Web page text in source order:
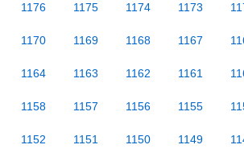
1176 1175 1174 1173
1170 1169 1168 1167
1164 1163 1162 1161
1158 1157 1156 1155
1152 1151 1150 1149